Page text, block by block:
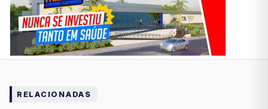
RELACIONADAS